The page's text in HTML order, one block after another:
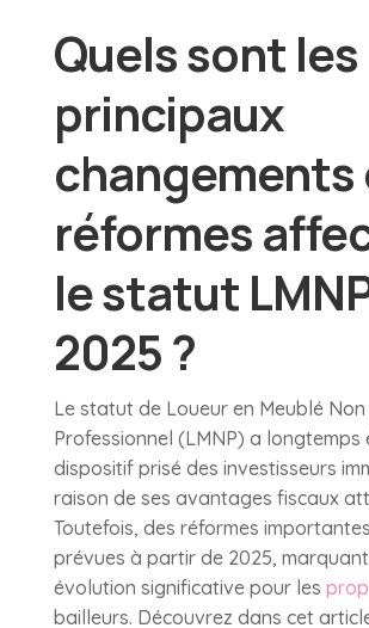
Quels sont les
principaux
changements
réformes
le statut
2025 ?
Le statut de Loueur en Meublé Non
Professionnel (LMNP) a longtemps
dispositif prisé des investisseurs
raison de ses avantages fiscaux
Toutefois, des réformes
prévues à partir de 2025,
évolution significative pour les
bailleurs. Découvrez dans cet